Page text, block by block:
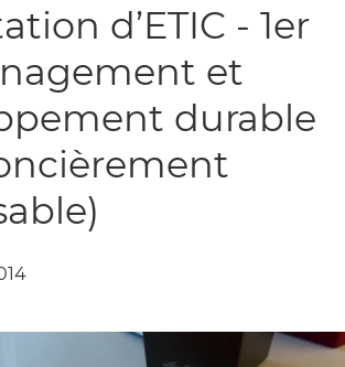
d’ETIC - 1er
et
durable